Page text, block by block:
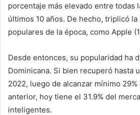
porcentaje más elevado entre todas
últimos 10 años. De hecho, triplicó la
populares de la época, como Apple
Desde entonces, su popularidad ha
Dominicana. Si bien recuperó hasta
2022, luego de alcanzar mínimo
anterior, hoy tiene el 31.9% del
inteligentes.